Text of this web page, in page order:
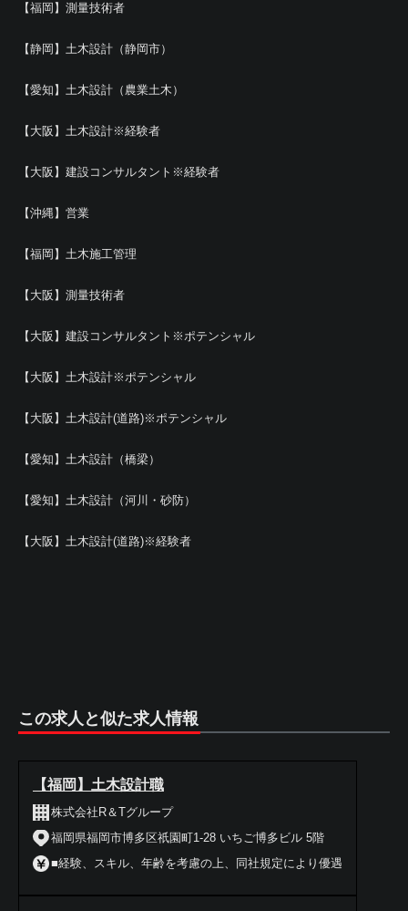
【福岡】測量技術者
【静岡】土木設計（静岡市）
【愛知】土木設計（農業土木）
【大阪】土木設計※経験者
【大阪】建設コンサルタント※経験者
【沖縄】営業
【福岡】土木施工管理
【大阪】測量技術者
【大阪】建設コンサルタント※ポテンシャル
【大阪】土木設計※ポテンシャル
【大阪】土木設計(道路)※ポテンシャル
【愛知】土木設計（橋梁）
【愛知】土木設計（河川・砂防）
【大阪】土木設計(道路)※経験者
この求人と似た求人情報
【福岡】土木設計職
株式会社R＆Tグループ
福岡県福岡市博多区祇園町1-28 いちご博多ビル 5階
■経験、スキル、年齢を考慮の上、同社規定により優遇